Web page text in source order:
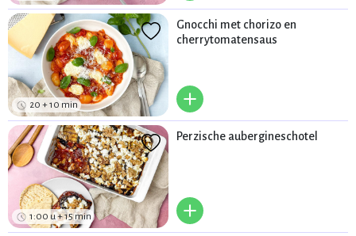
20 + 10 min
Gnocchi met chorizo en
cherrytomatensaus
+
1:00 u + 15 min
Perzische aubergineschotel
+